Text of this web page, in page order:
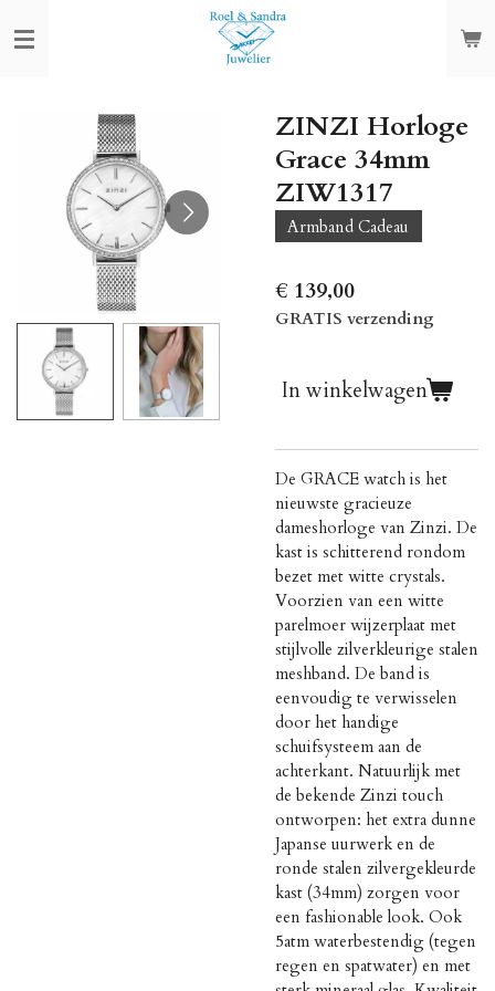
direct
hoofdinhoud
ZINZI Horloge
Grace 34mm
ZIW1317
Armband Cadeau
€ 139,00
GRATIS verzending
In winkelwagen
De GRACE watch is het
nieuwste gracieuze
dameshorloge van Zinzi. De
kast is schitterend rondom
bezet met witte crystals.
Voorzien van een witte
parelmoer wijzerplaat met
stijlvolle zilverkleurige stalen
meshband. De band is
eenvoudig te verwisselen
door het handige
schuifsysteem aan de
achterkant. Natuurlijk met
de bekende Zinzi touch
ontworpen: het extra dunne
Japanse uurwerk en de
ronde stalen zilvergekleurde
kast (34mm) zorgen voor
een fashionable look. Ook
5atm waterbestendig (tegen
regen en spatwater) en met